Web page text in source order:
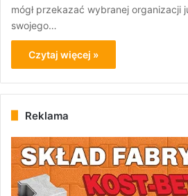
mógł przekazać wybranej organizacji
swojego…
Czytaj więcej »
Reklama